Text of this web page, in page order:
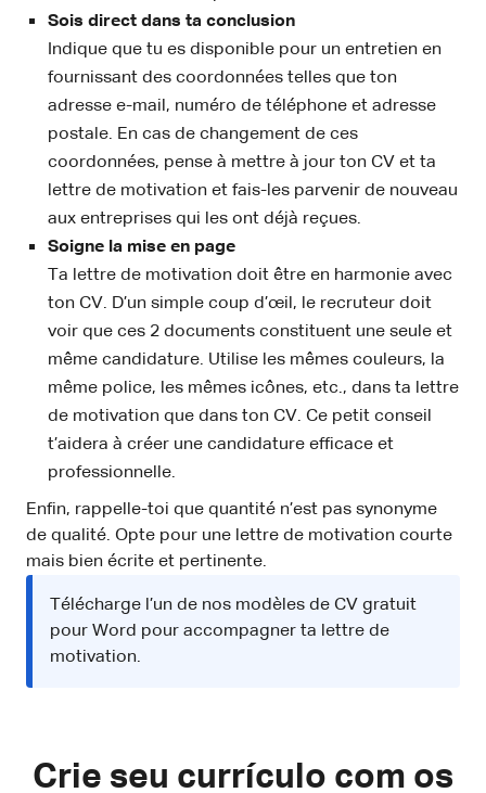
Sois direct dans ta conclusion
Indique que tu es disponible pour un entretien en
fournissant des coordonnées telles que ton
adresse e-mail, numéro de téléphone et adresse
postale. En cas de changement de ces
coordonnées, pense à mettre à jour ton CV et ta
lettre de motivation et fais-les parvenir de nouveau
aux entreprises qui les ont déjà reçues.
Soigne la mise en page
Ta lettre de motivation doit être en harmonie avec
ton CV. D’un simple coup d’œil, le recruteur doit
voir que ces 2 documents constituent une seule et
même candidature. Utilise les mêmes couleurs, la
même police, les mêmes icônes, etc., dans ta lettre
de motivation que dans ton CV. Ce petit conseil
t’aidera à créer une candidature efficace et
professionnelle.
Enfin, rappelle-toi que quantité n’est pas synonyme
de qualité. Opte pour une lettre de motivation courte
mais bien écrite et pertinente.
Télécharge l’un de nos modèles de CV gratuit
pour Word pour accompagner ta lettre de
motivation.
Crie seu currículo com os